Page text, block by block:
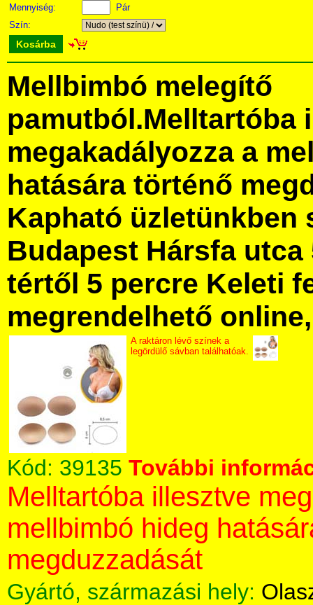
Mennyiség:
Pár
Szín:
Kosárba
Mellbimbó melegítő
pamutból.Melltartóba
megakadályozza a
hatására történő
Kapható üzletünkben
Budapest Hársfa utca
tértől 5 percre Keleti
megrendelhető
A raktáron lévő színek a
legördülő sávban találhatóak.
Kód: 39135 További
Melltartóba illesztve
mellbimbó hideg
megduzzadását
Gyártó, származási hely: